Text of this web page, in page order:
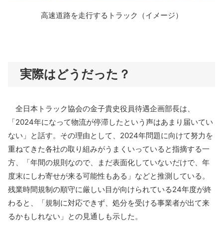
高速道路を走行するトラック（イメージ）
実際はどうだった？
全日本トラック協会の金子貴史役員待遇企画部長は、
「2024年になって物流が停滞したという声はあまり届いてい
ない」と話す。その理由として、2024年問題に向けて努力を
重ねてきた各社の取り組みがうまくいっていると指摘する一
方、「年間の規則なので、まだ表面化していないだけで、年
度末にしわ寄せが来る可能性もある」などと推測している。
残業時間規制の順守に厳しい目が向けられている24年度が終
わると、「規制に対応できず、処分を受ける事業者が出て来
るかもしれない」との見通しも示した。